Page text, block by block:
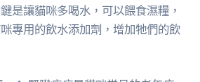
是讓貓咪多喝水，可以餵食濕糧，
專用的飲水添加劑，增加牠們的飲